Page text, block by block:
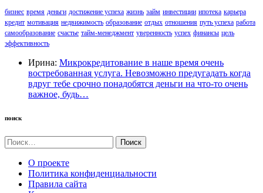
бизнес время деньги достижение успеха жизнь займ инвестиции ипотека карьера
кредит мотивация недвижимость образование отдых отношения путь успеха работа
самообразование счастье тайм-менеджмент уверенность успех финансы цель
эффективность
Ирина: Микрокредитование в наше время очень
востребованная услуга. Невозможно предугадать когда
вдруг тебе срочно понадобятся деньги на что-то очень
важное, будь…
поиск
Найти:
О проекте
Политика конфиденциальности
Правила сайта